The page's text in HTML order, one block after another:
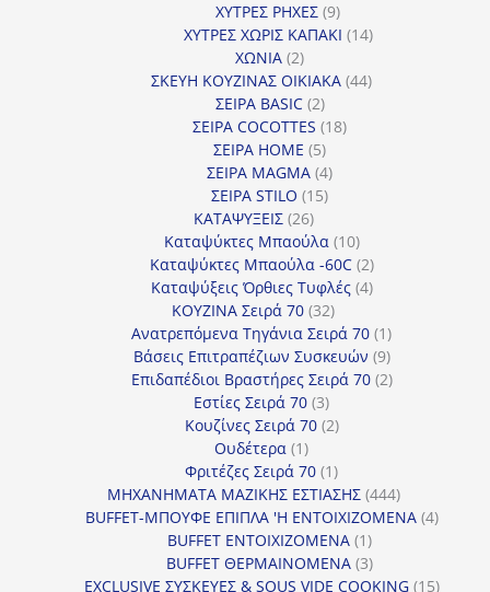
ΧΥΤΡΕΣ ΡΗΧΕΣ 99
προϊόντα
ΧΥΤΡΕΣ ΧΩΡΙΣ ΚΑΠΑΚΙ 1414
ΧΩΝΙΑ 22
προϊόντα
ΣΚΕΥΗ ΚΟΥΖΙΝΑΣ ΟΙΚΙΑΚΑ 4444
ΣΕΙΡΑ BASIC 22
προϊόντα
ΣΕΙΡΑ COCOTTES 1818
ΣΕΙΡΑ HOME 55
προϊόντα
ΣΕΙΡΑ MAGMA 44
προϊόντα
ΣΕΙΡΑ STILO 1515
ΚΑΤΑΨΥΞΕΙΣ 2626
προϊόντα
Καταψύκτες Μπαούλα 1010
προϊόντα
Καταψύκτες Μπαούλα -60C 22
προϊόντα
Καταψύξεις Όρθιες Τυφλές 44
ΚΟΥΖΙΝΑ Σειρά 70 3232
προϊόντα
Ανατρεπόμενα Τηγάνια Σειρά 70 11
προϊόν
Βάσεις Επιτραπέζιων Συσκευών 99
προϊόντα
Επιδαπέδιοι Βραστήρες Σειρά 70 22
Εστίες Σειρά 70 33
προϊόντα
Κουζίνες Σειρά 70 22
Ουδέτερα 11
προϊόν
Φριτέζες Σειρά 70 11
προϊόν
ΜΗΧΑΝΗΜΑΤΑ ΜΑΖΙΚΗΣ ΕΣΤΙΑΣΗΣ 444444
προϊόντα
BUFFET-ΜΠΟΥΦΕ ΕΠΙΠΛΑ 'Η ΕΝΤΟΙΧΙΖΟΜΕΝΑ 44
BUFFET ΕΝΤΟΙΧΙΖΟΜΕΝΑ 11
προϊόν
BUFFET ΘΕΡΜΑΙΝΟΜΕΝΑ 33
προϊόντα
EXCLUSIVE ΣΥΣΚΕΥΕΣ & SOUS VIDE COOKING 1515